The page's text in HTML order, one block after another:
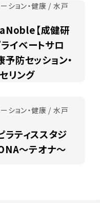
ション・健康 / 水戸
【成健研
イベートサロ
予防セッション・
リング
ション・健康 / 水戸
ラティススタジ
～テオナ～